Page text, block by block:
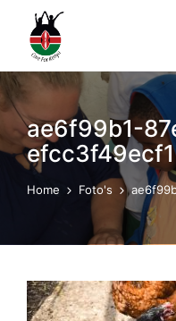
ae6f99b1-
efcc3f49ecf1
Home Foto's